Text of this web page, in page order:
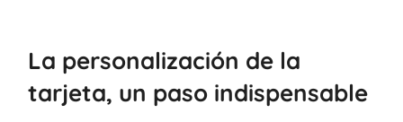
La personalización de la
tarjeta, un paso indispensable